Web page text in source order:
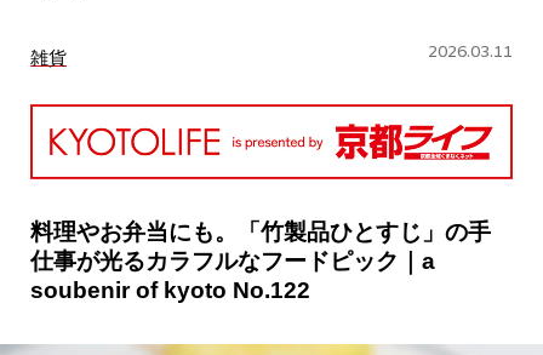
MAIN MENU
SERIES
カレーが好き
京都おやつクラブ
雑貨 2026.03.11
料理やお弁当にも。「竹製品ひとすじ」の手
仕事が光るカラフルなフードピック｜a
soubenir of kyoto No.122